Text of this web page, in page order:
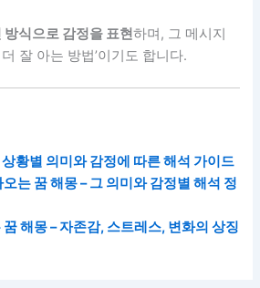
방식으로 감정을 표현하며, 그 메시지
잘 아는 방법’이기도 합니다.
상황별 의미와 감정에 따른 해석 가이드
는 꿈 해몽 – 그 의미와 감정별 해석 정
꿈해몽–자존감, 스트레스, 변화의 상징